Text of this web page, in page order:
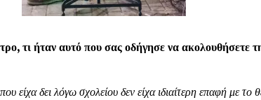
τι ήταν αυτό που σας οδήγησε να ακολουθήσετε
είχα δει λόγω σχολείου δεν είχα ιδιαίτερη επαφή με το